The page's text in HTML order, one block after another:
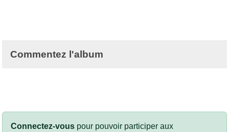
Commentez l'album
Connectez-vous pour pouvoir participer aux